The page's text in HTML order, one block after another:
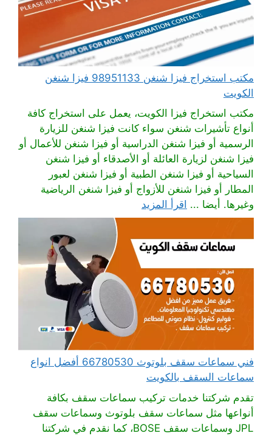
مكتب استخراج فيزا شنغن 98951133 فيزا شنغن
الكويت
مكتب استخراج فيزا الكويت، يعمل على استخراج كافة
أنواع تأشيرات شنغن سواء كانت فيزا شنغن للزيارة
الرسمية أو فيزا شنغن الدراسية أو فيزا شنغن للأعمال أو
فيزا شنغن لزيارة العائلة أو الأصدقاء أو فيزا شنغن
السياحية أو فيزا شنغن الطبية أو فيزا شنغن لعبور
المطار أو فيزا شنغن للأزواج أو فيزا شنغن الرياضية
وغيرها. أيضا ... اقرأ المزيد
فني سماعات سقف بلوتوث 66780530 أفضل انواع
سماعات السقف بالكويت
تقدم شركتنا خدمات تركيب سماعات سقف بكافة
أنواعها مثل سماعات سقف بلوتوث وسماعات سقف
JPL وسماعات سقف BOSE، كما نقدم في شركتنا